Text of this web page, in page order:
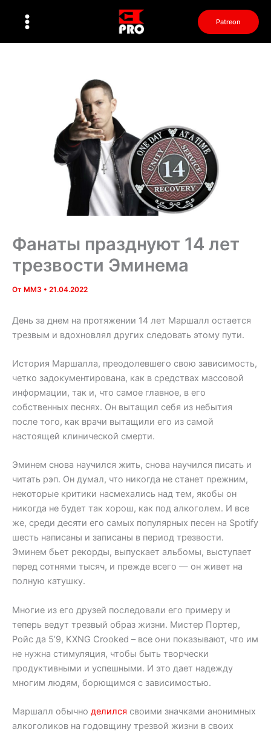
Patreon
Фанаты празднуют 14 лет
трезвости Эминема
От MM3 • 21.04.2022
День за днем на протяжении 14 лет Маршалл остается
трезвым и вдохновлял других следовать этому пути.
История Маршалла, преодолевшего свою зависимость,
четко задокументирована, как в средствах массовой
информации, так и, что самое главное, в его
собственных песнях. Он вытащил себя из небытия
после того, как врачи вытащили его из самой
настоящей клинической смерти.
Эминем снова научился жить, снова научился писать и
читать рэп. Он думал, что никогда не станет прежним,
некоторые критики насмехались над тем, якобы он
никогда не будет так хорош, как под алкоголем. И все
же, среди десяти его самых популярных песен на Spotify
шесть написаны и записаны в период трезвости.
Эминем бьет рекорды, выпускает альбомы, выступает
перед сотнями тысяч, и прежде всего — он живет на
полную катушку.
Многие из его друзей последовали его примеру и
теперь ведут трезвый образ жизни. Мистер Портер,
Ройс да 5’9, KXNG Crooked – все они показывают, что им
не нужна стимуляция, чтобы быть творчески
продуктивными и успешными. И это дает надежду
многим людям, борющимся с зависимостью.
Маршалл обычно делился своими значками анонимных
алкоголиков на годовщину трезвой жизни в своих